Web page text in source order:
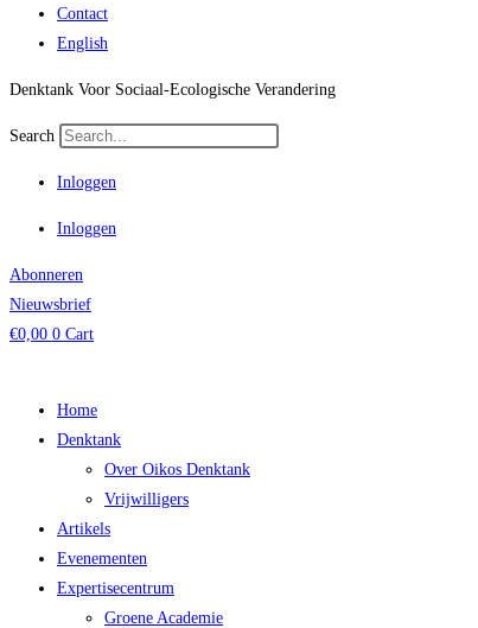
Contact
English
Denktank Voor Sociaal-Ecologische Verandering
Search
Inloggen
Inloggen
Abonneren
Nieuwsbrief
€0,00 0 Cart
Main
Menu
Home
Denktank
Over Oikos Denktank
Vrijwilligers
Artikels
Evenementen
Expertisecentrum
Groene Academie